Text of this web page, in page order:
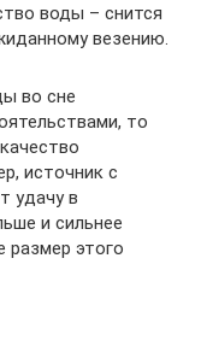
воды – снится
везению.
во сне
то
источник с
удачу в
и сильнее
этого